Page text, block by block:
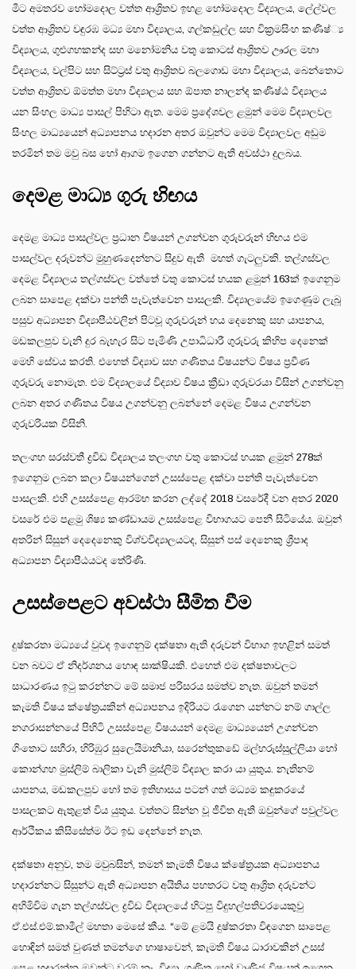
මීට අමතරව හෝමදොල වත්ත ආශ්‍රිතව ඉහළ හෝමදොල විද්‍යාලය, ලේල්වල
වත්ත ආශ්‍රිතව වඳුරඹ මධ්‍ය මහා විද්‍යාලය, ගල්කඩුල්ල සහ වික්‍රමසිංහ කණිෂ්්‍ය
විද්‍යාලය, ගුළුගහකන්ද සහ මනෝමනිය වතු කොටස් ආශ්‍රිතව ඌරල මහා
විද්‍යාලය, වල්පිට සහ සිට්ට්‍රස් වතු ආශ්‍රිතව බලගොඩ මහා විද්‍යාලය, බෙන්තොට
වත්ත ආශ්‍රිතව ඕමත්ත මහා විද්‍යාලය සහ ඕපාත නාලන්ද කණිෂ්ඨ විද්‍යාලය
යන සිංහල මාධ්‍ය පාසල් පිහිටා ඇත. මෙම ප්‍රදේශවල ළමුන් මෙම විද්‍යාලවල
සිංහල මාධ්‍යයෙන් අධ්‍යාපනය හදාරන අතර ඔවුන්ට මෙම විද්‍යාලවල අඩුම
තරමින් තම මවු බස හෝ ආගම ඉගෙන ගන්නට ඇති අවස්ථා දුලබය.
දෙමළ මාධ්‍ය ගුරු හිඟය
දෙමළ මාධ්‍ය පාසල්වල ප්‍රධාන විෂයන් උගන්වන ගුරුවරුන් හිඟය එම
පාසල්වල දරුවන්ට මුහුණදෙන්නට සිදුව ඇති මහත් ගැටලුවකි. තල්ගස්වල
දෙමළ විද්‍යාලය තල්ගස්වල වත්තේ වතු කොටස් හයක ළමුන් 163ක් ඉගෙනුම
ලබන සාපෙළ දක්වා පන්ති පැවැත්වෙන පාසලකි. විද්‍යාලයේම ඉගෙණුම ලැබූ
පසුව අධ්‍යාපන විද්‍යාපීඨවලින් පිටවූ ගුරුවරුන් හය දෙනෙකු සහ යාපනය,
මඩකලපුව වැනි දුර බැහැර සිට පැමිණි උපාධිධාරී ගුරුවරු කිහිප දෙනෙක්
මෙහි සේවය කරති. එහෙත් විද්‍යාව සහ ගණිතය විෂයන්ට විෂය ප්‍රවීණ
ගුරුවරු නොමැත. එම විද්‍යාලයේ විද්‍යාව විෂය ක්‍රීඩා ගුරුවරයා විසින් උගන්වනු
ලබන අතර ගණිතය විෂය උගන්වනු ලබන්නේ දෙමළ විෂය උගන්වන
ගුරුවරියක විසිනි.
තලංගහ සරස්වතී ද්‍රවිඩ විද්‍යාලය තලංගහ වතු කොටස් හයක ළමුන් 278ක්
ඉගෙනුම ලබන කලා විෂයන්ගෙන් උසස්පෙළ දක්වා පන්ති පැවැත්වෙන
පාසලකි. එහි උසස්පෙළ ආරම්භ කරන ලද්දේ 2018 වසරේදී වන අතර 2020
වසරේ එම පළමු ශිෂ්‍ය කණ්ඩායම උසස්පෙළ විභාගයට පෙනී සිටියේය. ඔවුන්
අතරින් සිසුන් දෙදෙනෙකු විශ්වවිද්‍යාලයටද, සිසුන් පස් දෙනෙකු ශ්‍රීපාද
අධ්‍යාපන විද්‍යාපීඨයටද තේරිණි.
උසස්පෙළට අවස්ථා සීමිත වීම
දුෂ්කරතා මධ්‍යයේ වුවද ඉගෙනුම් දක්ෂතා ඇති දරුවන් විභාග ඉහළින් සමත්
වන බවට ඒ නිදර්ශනය හොඳ සාක්ෂියකි. එහෙත් එම දක්ෂතාවලට
සාධාරණය ඉටු කරන්නට මේ සමාජ පරිසරය සමත්ව නැත. ඔවුන් තමන්
කැමති විෂය ක්ෂේත්‍රයකින් අධ්‍යාපනය ඉදිරියට රැගෙන යන්නට නම් ගාල්ල
නගරාසන්නයේ පිහිටි උසස්පෙළ විෂයයන් දෙමළ මාධ්‍යයෙන් උගන්වන
ගිංතොට සහීරා, හිරිඹුර සුලෙයිමානියා, සරෙන්තුකඩේ මල්හරුස්සුල්ලියා හෝ
කොන්ගහ මුස්ලිම් බාලිකා වැනි මුස්ලිම් විද්‍යාල කරා යා යුතුය. නැතිනම්
යාපනය, මඩකලපුව හෝ තම ඉතිහාසය පටන් ගත් මධ්‍යම කඳුකරයේ
පාසලකට ඇතුළත් විය යුතුය. වත්තට සින්න වූ ජීවිත ඇති ඔවුන්ගේ පවුල්වල
ආර්ථිකය කිසිසේත්ම ඊට ඉඩ දෙන්නේ නැත.
දක්ෂතා අනුව, තම මවුබසින්, තමන් කැමති විෂය ක්ෂේත්‍රයක අධ්‍යාපනය
හදාරන්නට සිසුන්ට ඇති අධ්‍යාපන අයිතිය පහතරට වතු ආශ්‍රිත දරුවන්ට
අහිමිවිම ගැන තල්ගස්වල ද්‍රවිඩ විද්‍යාලයේ හිටපු විදුහල්පතිවරයෙකුවු
ඒ.එස්.එම්.කාමීල් මහතා මෙසේ කීය. “මේ ළමයි දුෂ්කරතා විඳගෙන සාපෙළ
හොඳින් සමත් වුණත් තමන්ගෙ භාෂාවෙන්, කැමති විෂය ධාරාවකින් උසස්